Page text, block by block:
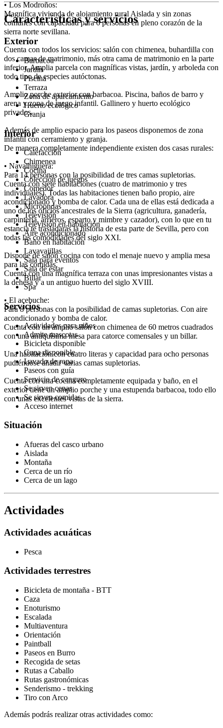
• Los Modroños:
Magnífica vivienda de alojamiento rural Aislada y sin zonas
comunes con capacidad para 6 personas en pleno corazón de la
sierra norte sevillana.
Cuenta con todos los servicios: salón con chimenea, buhardilla con
dos camas de matrimonio, más otra cama de matrimonio en la parte
inferior. Amplia parcela con magníficas vistas, jardín, y arboleda con
todo tipo de especies autóctonas.
Amplio porche exterior con barbacoa. Piscina, baños de barro y
arena y zona de juego infantil. Gallinero y huerto ecológico
privados.
Además de amplio espacio para los paseos disponemos de zona
infantil con cerramiento y granja.
De manera completamente independiente existen dos casas rurales:
• Navalhiguera:
Para 14 personas con la posibilidad de tres camas supletorias.
Cuenta con siete habitaciones (cuatro de matrimonio y tres
individuales). Todas las habitaciones tienen baño propio, aire
acondicionado y bomba de calor. Cada una de ellas está dedicada a
uno de los oficios ancestrales de la Sierra (agricultura, ganadería,
carpintería, arrieros, esparto y mimbre y cazador), con lo que en tu
estancia te trasladarás la historia de esta parte de Sevilla, pero con
todas las comodidades del siglo XXI.
Dispone de salón cocina con todo el menaje nuevo y amplia mesa
para las comidas.
Cuenta con una magnífica terraza con unas impresionantes vistas a
la dehesa y a un antiguo huerto del siglo XVIII.
• El acebuche:
Para 8 personas con la posibilidad de camas supletorias. Con aire
acondicionado y bomba de calor.
Cuenta con un amplio salón con chimenea de 60 metros cuadrados
con una antiquísima mesa para catorce comensales y un billar.
Una habitación con cuatro literas y capacidad para ocho personas
pudiéndose añadir varias camas supletorias.
Cuenta con una cocina completamente equipada y baño, en el
exterior tiene un amplio porche y una estupenda barbacoa, todo ello
con unas excelentes vistas de la sierra.
Características y servicios
Exterior
Barbacoa
Jardín
Piscina
Terraza
Zona de aparcamiento
Huerto ecológico
Granja
Interior
Calefacción
Chimenea
Cocina
Colección de juegos
Comedor
Lavadora
Microondas
Televisión
Televisión en habitación
Aire acondicionado
Baño en habitación
Lavavajillas
Sala para eventos
Sala de estar
Billar
Spa
Servicios
Actividades para niños
Admite mascotas
Bicicleta disponible
Cuna disponible
Lavado de ropa
Paseos con guía
Servicio de canguro
Se sirven cenas
Se sirven comidas
Acceso internet
Situación
Afueras del casco urbano
Aislada
Montaña
Cerca de un río
Cerca de un lago
Actividades
Actividades acuáticas
Pesca
Actividades terrestres
Bicicleta de montaña - BTT
Caza
Enoturismo
Escalada
Multiaventura
Orientación
Paintball
Paseos en Burro
Recogida de setas
Rutas a Caballo
Rutas gastronómicas
Senderismo - trekking
Tiro con Arco
Además podrás realizar otras actividades como: